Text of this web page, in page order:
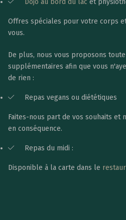
Offres spéciales pour votre corps
vous.
De plus, nous vous proposons
supplémentaires afin que vous
de rien :
Repas vegans ou diététiques
Faites-nous part de vos souhaits et
en conséquence.
Repas du midi :
Disponible à la carte dans le